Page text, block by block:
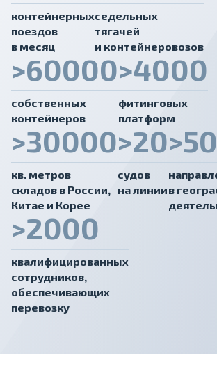
контейнерных
поездов
в месяц
седельных
тягачей
и контейнеровозов
>60000
собственных
контейнеров
>4000
фитинговых
платформ
>30000
кв. метров
cкладов в России,
Китае и Корее
>20
судов
на линии
>50
в
>2000
квалифицированных
сотрудников,
обеспечивающих
перевозку